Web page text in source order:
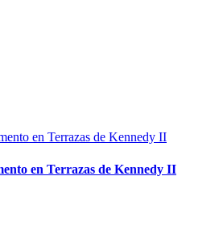
en Terrazas de Kennedy II